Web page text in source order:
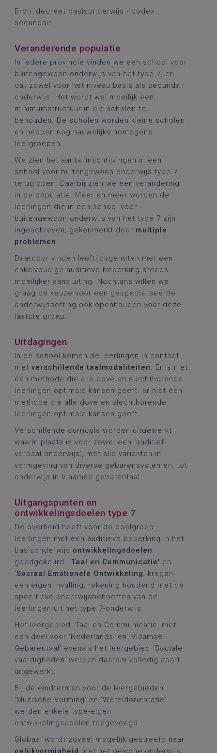
Bron: decreet basisonderwijs - codex
secundair
Veranderende populatie
In iedere provincie vinden we een school voor
buitengewoon onderwijs van het type 7, en
dat zowel voor het niveau basis als secundair
onderwijs. Het wordt wel moeilijk een
minimumstructuur in die scholen te
behouden. De scholen worden kleine scholen
en hebben nog nauwelijks homogene
leergroepen.
We zien het aantal inschrijvingen in een
school voor buitengewoon onderwijs type 7
teruglopen. Daarbij zien we een verandering
in de populatie. Meer en meer worden de
leerlingen die in een school voor
buitengewoon onderwijs van het type 7 zijn
ingeschreven, gekenmerkt door multiple
problemen.
Daardoor vinden leeftijdsgenoten met een
enkelvoudige auditieve beperking steeds
moeilijker aansluiting. Nochtans willen we
graag de keuze voor een gespecialiseerde
onderwijssetting ook openhouden voor deze
laatste groep.
Uitdagingen
In de school komen de leerlingen in contact
met verschillende taalmodaliteiten. Er is niet
één methode die alle dove en slechthorende
leerlingen optimale kansen geeft. Er niet één
methode die alle dove en slechthorende
leerlingen optimale kansen geeft.
Verschillende curricula worden uitgewerkt
waarin plaats is voor zowel een ‘auditief-
verbaal-onderwijs’, met alle varianten in
vormgeving van diverse gebarensystemen, tot
onderwijs in Vlaamse gebarentaal
Uitgangspunten en
ontwikkelingsdoelen type 7
De overheid heeft voor de doelgroep
leerlingen met een auditieve beperking in het
basisonderwijs ontwikkelingsdoelen
goedgekeurd. 'Taal en Communicatie' en
'Sociaal Emotionele Ontwikkeling' kregen
een eigen invulling, rekening houdend met de
specifieke onderwijsbehoeften van de
leerlingen uit het type 7-onderwijs.
Het leergebied 'Taal en Communicatie' met
een deel voor ‘Nederlands’ en 'Vlaamse
Gebarentaal' evenals het leergebied ‘Sociale
vaardigheden’ werden daarom volledig apart
uitgewerkt.
Bij de eindtermen voor de leergebieden
'Muzische Vorming' en 'Wereldoriëntatie'
werden enkele type-eigen
ontwikkelingsdoelen toegevoegd.
Globaal wordt zoveel mogelijk gestreefd naar
gelijkvormigheid met het gewone onderwijs.